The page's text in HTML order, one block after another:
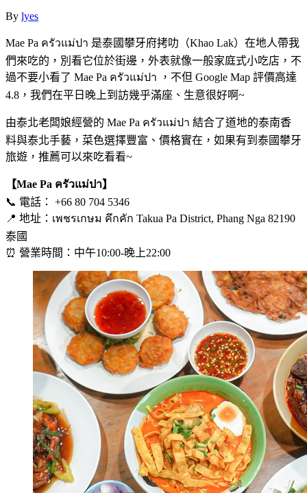
By lyes
Mae Pa ครัวแม่ปา 是泰國攀牙府拷叻（Khao Lak）在地人帶我
們來吃的，別看它位於街邊，外表就像一般家庭式小吃店，不
過不要小看了 Mae Pa ครัวแม่ปา ，不但 Google Map 評價高達
4.8，我們在平日晚上到訪幾乎滿座、生意很好啊~
由泰北老闆娘經營的 Mae Pa ครัวแม่ปา 結合了道地的泰南香
料與泰北手藝，菜色選擇豐富、價格實在，如果有到泰國攀牙
旅遊，推薦可以來吃看看~
【Mae Pa ครัวแม่ปา】
📞 電話： +66 80 704 5346
📍 地址：เพชรเกษม คึกคัก Takua Pa District, Phang Nga 82190
泰國
⏰ 營業時間：中午10:00-晚上22:00